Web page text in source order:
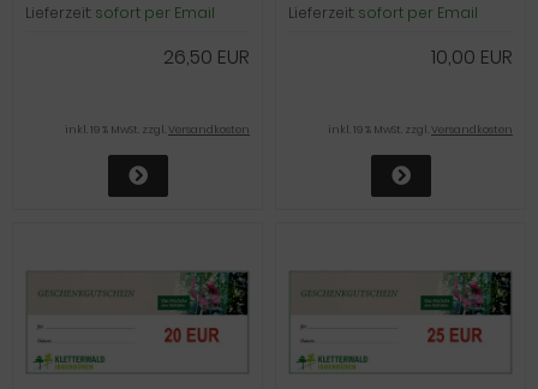
Lieferzeit: sofort per Email
26,50 EUR
inkl. 19 % MwSt. zzgl.Versandkosten
Lieferzeit: sofort per Email
10,00 EUR
inkl. 19 % MwSt. zzgl.Versandkosten